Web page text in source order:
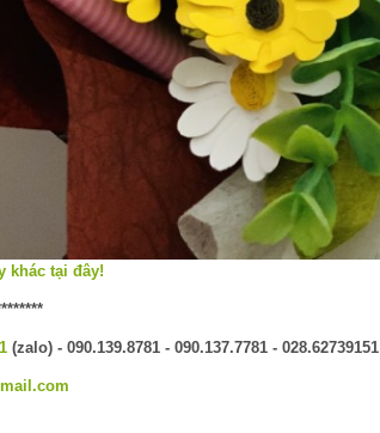
khác tại đây!
(zalo) - 090.139.8781 - 090.137.7781 - 028.62739151